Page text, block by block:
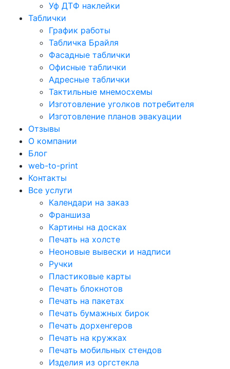
Уф ДТФ наклейки
Таблички
График работы
Табличка Брайля
Фасадные таблички
Офисные таблички
Адресные таблички
Тактильные мнемосхемы
Изготовление уголков потребителя
Изготовление планов эвакуации
Отзывы
О компании
Блог
web-to-print
Контакты
Все услуги
Календари на заказ
Франшиза
Картины на досках
Печать на холсте
Неоновые вывески и надписи
Ручки
Пластиковые карты
Печать блокнотов
Печать на пакетах
Печать бумажных бирок
Печать дорхенгеров
Печать на кружках
Печать мобильных стендов
Изделия из оргстекла